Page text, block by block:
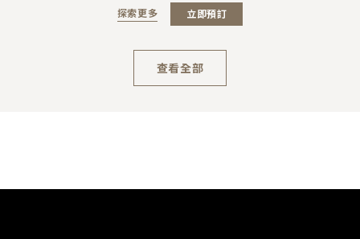
探索更多 立即預訂
查看全部